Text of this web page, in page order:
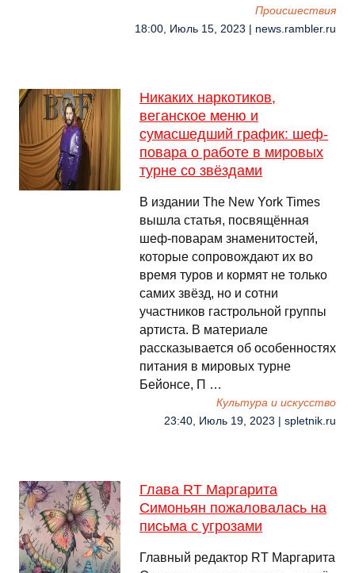
Происшествия
18:00, Июль 15, 2023 | news.rambler.ru
Никаких наркотиков,
веганское меню и
сумасшедший график: шеф-
повара о работе в мировых
турне со звёздами
В издании The New York Times
вышла статья, посвящённая
шеф-поварам знаменитостей,
которые сопровождают их во
время туров и кормят не только
самих звёзд, но и сотни
участников гастрольной группы
артиста. В материале
рассказывается об особенностях
питания в мировых турне
Бейонсе, П …
Культура и искусство
23:40, Июль 19, 2023 | spletnik.ru
Глава RT Маргарита
Симоньян пожаловалась на
письма с угрозами
Главный редактор RT Маргарита